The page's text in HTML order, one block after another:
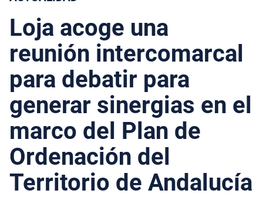
Loja acoge una
reunión intercomarcal
para debatir para
generar sinergias en el
marco del Plan de
Ordenación del
Territorio de Andalucía